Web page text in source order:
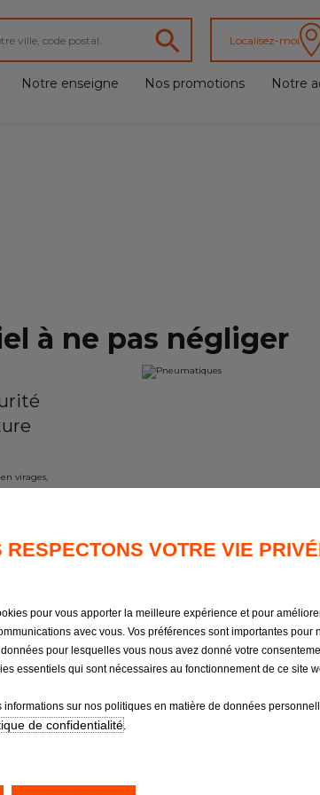
Localisez-moi
Notre enseigne Nos promotions Notre
à ne pas négliger
virages,
et
RESPECTONS VOTRE VIE
pour vous apporter la meilleure expérience et pour
avec vous. Vos préférences sont importantes pour
pour lesquelles vous nous avez donné votre
essentiels qui sont nécessaires au fonctionnement de ce site
informations sur nos politiques en matière de données
de confidentialité.